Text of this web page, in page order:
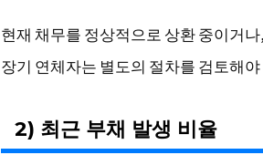
현재 채무를 정상적으로 상환 중이거
장기 연체자는 별도의 절차를 검토해야
2) 최근 부채 발생 비율